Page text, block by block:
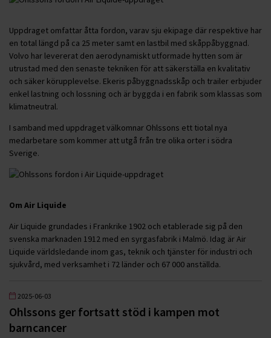
Uppdraget omfattar åtta fordon, varav sju ekipage där respektive har
en total längd på ca 25 meter samt en lastbil med skåppåbyggnad.
Volvo har levererat den aerodynamiskt utformade hytten som är
utrustad med den senaste tekniken för att säkerställa en kvalitativ
och säker körupplevelse. Ekeris påbyggnadsskåp och trailer erbjuder
enkel lastning och lossning och är byggda i en fabrik som klassas som
klimatneutral.
I samband med uppdraget välkomnar Ohlssons ett tiotal nya
medarbetare som kommer att utgå från tre olika orter i södra
Sverige.
Om Air Liquide
Air Liquide grundades i Frankrike 1902 och etablerade sig på den
svenska marknaden 1912 med en syrgasfabrik i Malmö. Idag är Air
Liquide världsledande inom gas, teknik och tjänster för industri och
sjukvård, med verksamhet i 72 länder och 67 000 anställda.
2025-06-03
Ohlssons ger fortsatt stöd i kampen mot
barncancer